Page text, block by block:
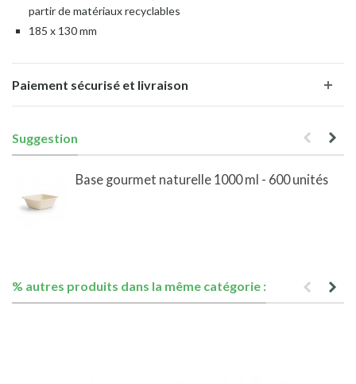
partir de matériaux recyclables
185 x 130 mm
Paiement sécurisé et livraison
Suggestion
Base gourmet naturelle 1000 ml - 600 unités
% autres produits dans la même catégorie :